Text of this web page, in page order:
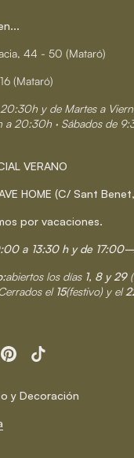
44 - 50 (Mataró)
(Mataró)
y de Martes a
a 20:30h · Sábados de
VERANO
HOME (C/ Sant
por vacaciones.
a 13:30 h y de
abiertos los días 1, 8 y 29
el 15(festivo) y el
PinterestTikTok
y Decoración